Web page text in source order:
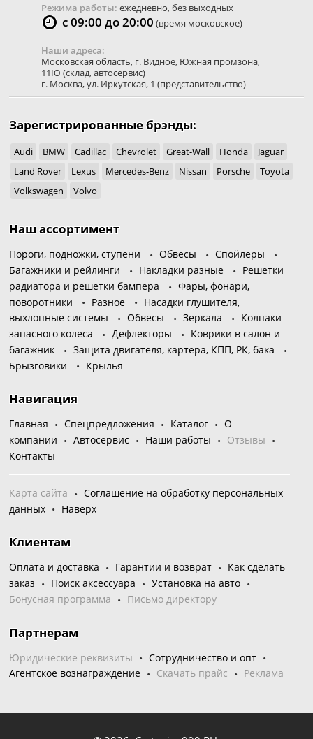
Режима работы: ежедневно, без выходных
с 09:00 до 20:00 (время московское)
Наши адреса:
Московская область, г. Видное, Южная промзона,
11Ю (склад, автосервис)
г. Москва,ул. Иркутская, 1 (представительство)
Зарегистрированные брэнды:
Audi BMW Cadillac Chevrolet Great-Wall Honda
Jaguar
Land Rover
Lexus Mercedes-Benz Nissan Porsche
Toyota
Volkswagen
Volvo
Наш ассортимент
Пороги, подножки, ступени Обвесы
Спойлеры
Багажники и рейлинги
Накладки разные
Решетки
радиатора и решетки бампера
Фары, фонари,
поворотники
Разное
Насадки глушителя,
выхлопные системы
Обвесы Зеркала
Колпаки
запасного колеса
Дефлекторы
Коврики в салон и
багажник
Защита двигателя, картера, КПП, РК, бака
Брызговики
Крылья
Навигация
Главная Спецпредложения Каталог
О
компании
Автосервис Наши работы
Отзывы
Контакты
Карта сайта
Соглашение на обработку персональных
данных
Наверх
Клиентам
Оплата и доставка Гарантии и возврат
Как сделать
заказ
Поиск аксессуара
Установка на авто
Бонусная программа
Письмо директору
Партнерам
Юридические реквизиты
Сотрудничество и опт
Агентское вознаграждение
Скачать прайс Реклама